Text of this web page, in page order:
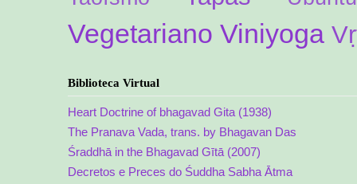
Vegetariano Viniyoga
Biblioteca Virtual
Heart Doctrine of bhagavad Gita (1938)
The Pranava Vada, trans. by Bhagavan Das
Śraddhā in the Bhagavad Gītā (2007)
Decretos e Preces do Śuddha Sabha Ātma